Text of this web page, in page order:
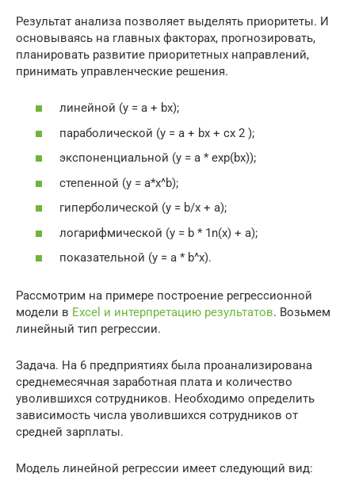
Результат анализа позволяет выделять приоритеты. И
основываясь на главных факторах, прогнозировать,
планировать развитие приоритетных направлений,
принимать управленческие решения.
линейной (у = а + bx);
параболической (y = a + bx + cx 2 );
экспоненциальной (y = a * exp(bx));
степенной (y = a*x^b);
гиперболической (y = b/x + a);
логарифмической (y = b * 1n(x) + a);
показательной (y = a * b^x).
Рассмотрим на примере построение регрессионной
модели в Excel и интерпретацию результатов. Возьмем
линейный тип регрессии.
Задача. На 6 предприятиях была проанализирована
среднемесячная заработная плата и количество
уволившихся сотрудников. Необходимо определить
зависимость числа уволившихся сотрудников от
средней зарплаты.
Модель линейной регрессии имеет следующий вид: